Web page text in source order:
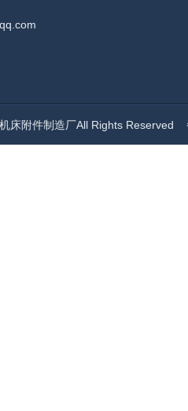
床附件制造厂All Rights Reserved